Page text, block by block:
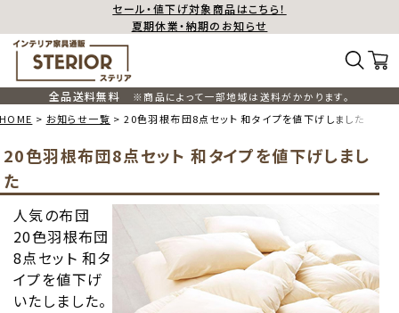
セール・値下げ対象商品はこちら！
夏期休業・納期のお知らせ
全品送料無料
※商品によって一部地域は送料がかかります。
お知らせ一覧 20色羽根布団8点セット 和タイプを値下げしました
20色羽根布団8点セット 和タイプを値下げしまし
た
人気の布団
20色羽根布団
8点セット 和タ
イプを値下げ
いたしました。